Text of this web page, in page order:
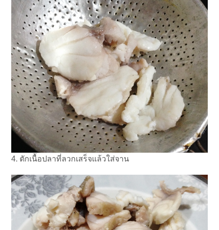
4. ตักเนื้อปลาที่ลวกเสร็จแล้วใส่จาน